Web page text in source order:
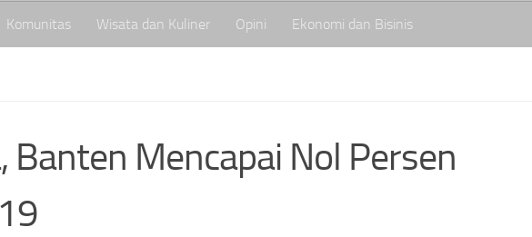
Komunitas Wisata dan Kuliner Opini Ekonomi dan Bisinis
Banten Mencapai Nol Persen